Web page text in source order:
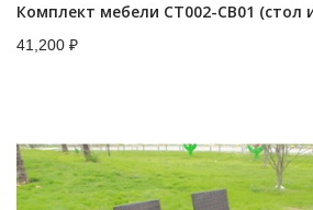
Комплект мебели CT002-CB01 (стол
41,200 ₽